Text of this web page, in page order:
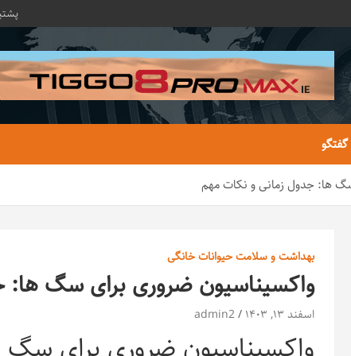
گفتگو
ها: جدول زمانی و نکات مهم
بهداشت و سلامت حیوانات خانگی
واکسیناسیون ضروری برای سگ ها:
اسفند ۱۳, ۱۴۰۳ admin2